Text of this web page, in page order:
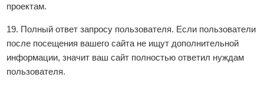
проектам.
19. Полный ответ запросу пользователя. Если пользователи
после посещения вашего сайта не ищут дополнительной
информации, значит ваш сайт полностью ответил нуждам
пользователя.